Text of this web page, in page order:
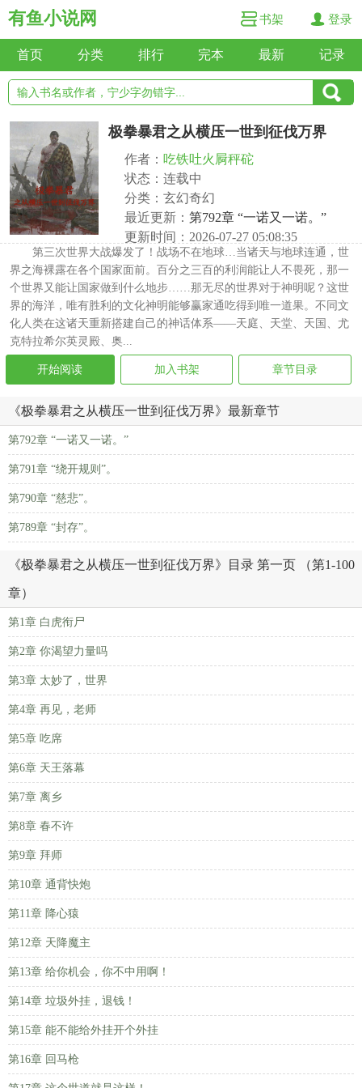
有鱼小说网 书架 登录
首页 分类 排行 完本 最新 记录
极拳暴君之从横压一世到征伐万界
作者： 吃铁吐火屙秤砣
状态：连载中
分类：玄幻奇幻
最近更新： 第792章 “一诺又一诺。”
更新时间：2026-07-27 05:08:35
第三次世界大战爆发了！战场不在地球…当诸天与地球连通，世
界之海裸露在各个国家面前。百分之三百的利润能让人不畏死，那一
个世界又能让国家做到什么地步……那无尽的世界对于神明呢？这世
界的海洋，唯有胜利的文化神明能够赢家通吃得到唯一道果。不同文
化人类在这诸天重新搭建自己的神话体系——天庭、天堂、天国、尤
克特拉希尔英灵殿、奥...
开始阅读 加入书架 章节目录
《极拳暴君之从横压一世到征伐万界》最新章节
第792章 “一诺又一诺。”
第791章 “绕开规则”。
第790章 “慈悲”。
第789章 “封存”。
《极拳暴君之从横压一世到征伐万界》目录 第一页 （第1-100
章）
第1章 白虎衔尸
第2章 你渴望力量吗
第3章 太妙了，世界
第4章 再见，老师
第5章 吃席
第6章 天王落幕
第7章 离乡
第8章 春不许
第9章 拜师
第10章 通背快炮
第11章 降心猿
第12章 天降魔主
第13章 给你机会，你不中用啊！
第14章 垃圾外挂，退钱！
第15章 能不能给外挂开个外挂
第16章 回马枪